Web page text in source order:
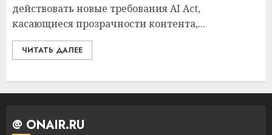
действовать новые требования AI Act,
касающиеся прозрачности контента,...
ЧИТАТЬ ДАЛЕЕ
@ ONAIR.RU